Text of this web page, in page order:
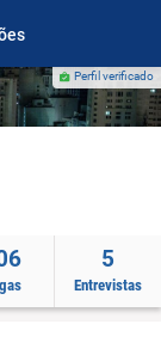
Perfil verificado
5
Entrevistas